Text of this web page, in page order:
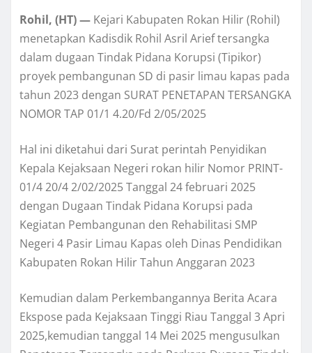
Rohil, (HT) — Kejari Kabupaten Rokan Hilir (Rohil)
menetapkan Kadisdik Rohil Asril Arief tersangka
dalam dugaan Tindak Pidana Korupsi (Tipikor)
proyek pembangunan SD di pasir limau kapas pada
tahun 2023 dengan SURAT PENETAPAN TERSANGKA
NOMOR TAP 01/1 4.20/Fd 2/05/2025
Hal ini diketahui dari Surat perintah Penyidikan
Kepala Kejaksaan Negeri rokan hilir Nomor PRINT-
01/4 20/4 2/02/2025 Tanggal 24 februari 2025
dengan Dugaan Tindak Pidana Korupsi pada
Kegiatan Pembangunan den Rehabilitasi SMP
Negeri 4 Pasir Limau Kapas oleh Dinas Pendidikan
Kabupaten Rokan Hilir Tahun Anggaran 2023
Kemudian dalam Perkembangannya Berita Acara
Ekspose pada Kejaksaan Tinggi Riau Tanggal 3 Apri
2025,kemudian tanggal 14 Mei 2025 mengusulkan